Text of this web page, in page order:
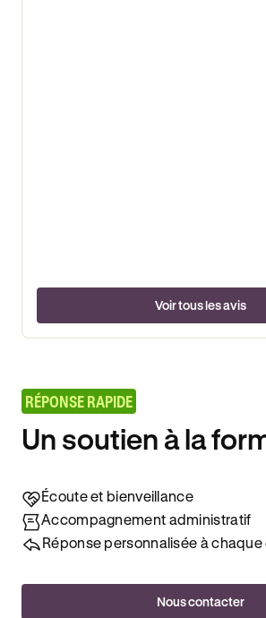
Voir tous les avis
RÉPONSE RAPIDE
Un soutien à la
Écoute et bienveillance
Accompagnement administratif
Réponse personnalisée à
Nous contacter